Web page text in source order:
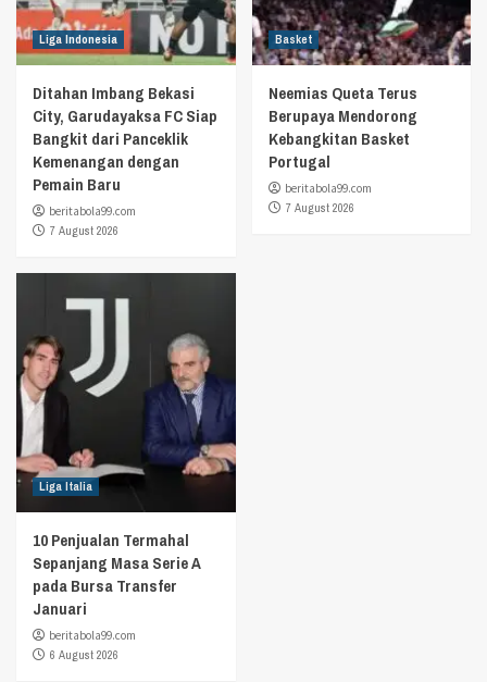
Liga Indonesia
Ditahan Imbang Bekasi
City, Garudayaksa FC Siap
Bangkit dari Panceklik
Kemenangan dengan
Pemain Baru
beritabola99.com
7 August 2026
Basket
Neemias Queta Terus
Berupaya Mendorong
Kebangkitan Basket
Portugal
beritabola99.com
7 August 2026
Liga Italia
10 Penjualan Termahal
Sepanjang Masa Serie A
pada Bursa Transfer
Januari
beritabola99.com
6 August 2026